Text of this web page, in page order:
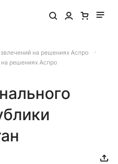
на решениях Аспро
решениях Аспро